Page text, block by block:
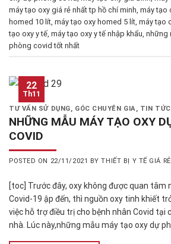
máy tạo oxy giá rẻ nhất tp hồ chí minh máy tạo
homed 10 lít máy tạo oxy homed 5 lít máy tạo
tạo oxy y tế máy tạo oxy y tế nhập khẩu những
phòng covid tốt nhất
22
Th11
TƯ VẤN SỬ DỤNG, GÓC CHUYÊN GIA, TIN
NHỮNG MẪU MÁY TẠO OXY
COVID
POSTED ON 22/11/2021 BYTHIẾT BỊ Y TẾ GIÁ
[toc] Trước đây, oxy không được quan tâm
Covid-19 ập đến, thì nguồn oxy tinh khiết
việc hỗ trợ điều trị cho bệnh nhân Covid tại
nhà. Lúc này,những mẫu máy tạo oxy dự